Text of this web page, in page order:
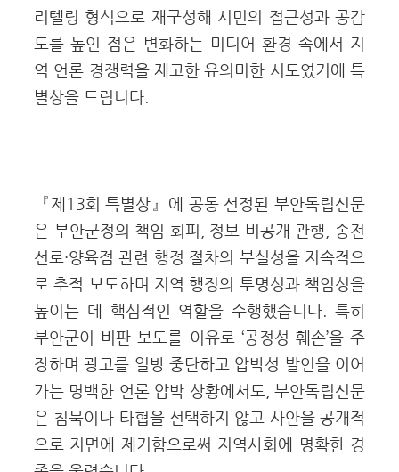
리텔링 형식으로 재구성해 시민의 접근성과 공감
도를 높인 점은 변화하는 미디어 환경 속에서 지
역 언론 경쟁력을 제고한 유의미한 시도였기에 특
별상을 드립니다.
『제13회 특별상』에 공동 선정된 부안독립신문
은 부안군정의 책임 회피, 정보 비공개 관행, 송전
선로·양육점 관련 행정 절차의 부실성을 지속적으
로 추적 보도하며 지역 행정의 투명성과 책임성을
높이는 데 핵심적인 역할을 수행했습니다. 특히
부안군이 비판 보도를 이유로 ‘공정성 훼손’을 주
장하며 광고를 일방 중단하고 압박성 발언을 이어
가는 명백한 언론 압박 상황에서도, 부안독립신문
은 침묵이나 타협을 선택하지 않고 사안을 공개적
으로 지면에 제기함으로써 지역사회에 명확한 경